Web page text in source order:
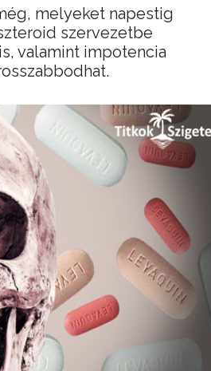
melyeket napestig
szervezetbe
valamint impotencia